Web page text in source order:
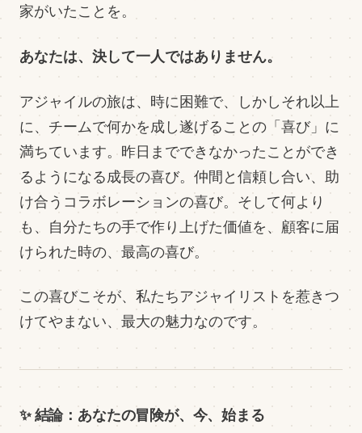
家がいたことを。
あなたは、決して一人ではありません。
アジャイルの旅は、時に困難で、しかしそれ以上
に、チームで何かを成し遂げることの「喜び」に
満ちています。昨日までできなかったことができ
るようになる成長の喜び。仲間と信頼し合い、助
け合うコラボレーションの喜び。そして何より
も、自分たちの手で作り上げた価値を、顧客に届
けられた時の、最高の喜び。
この喜びこそが、私たちアジャイリストを惹きつ
けてやまない、最大の魅力なのです。
✨ 結論：あなたの冒険が、今、始まる